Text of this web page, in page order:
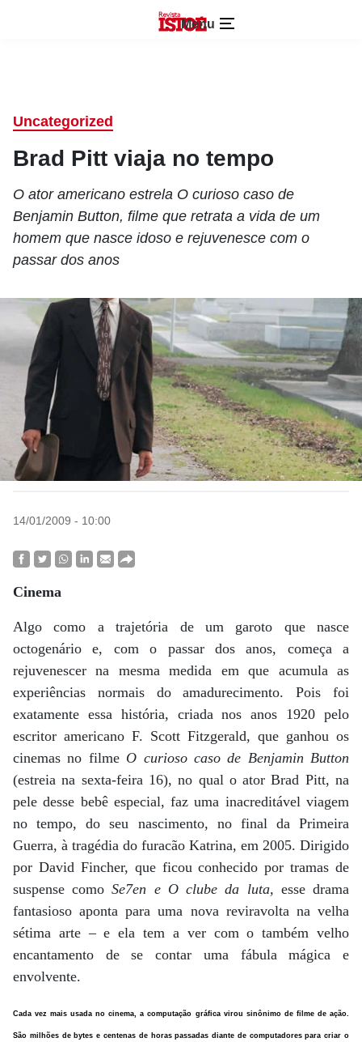
Menu
Uncategorized
Brad Pitt viaja no tempo
O ator americano estrela O curioso caso de
Benjamin Button, filme que retrata a vida de um
homem que nasce idoso e rejuvenesce com o
passar dos anos
14/01/2009 - 10:00
Cinema
Algo como a trajetória de um garoto que nasce
octogenário e, com o passar dos anos, começa a
rejuvenescer na mesma medida em que acumula as
experiências normais do amadurecimento. Pois foi
exatamente essa história, criada nos anos 1920 pelo
escritor americano F. Scott Fitzgerald, que ganhou os
cinemas no filmeO curioso caso de Benjamin Button
(estreia na sexta-feira 16), no qual o ator Brad Pitt, na
pele desse bebê especial, faz uma inacreditável viagem
no tempo, do seu nascimento, no final da Primeira
Guerra, à tragédia do furacão Katrina, em 2005. Dirigido
por David Fincher, que ficou conhecido por tramas de
suspense comoSe7en e O clube da luta, esse drama
fantasioso aponta para uma nova reviravolta na velha
sétima arte – e ela tem a ver com o também velho
encantamento de se contar uma fábula mágica e
envolvente.
Cada vez mais usada no cinema, a computação gráfica virou sinônimo de filme de ação.
São milhões de bytes e centenas de horas passadas diante de computadores para criar o